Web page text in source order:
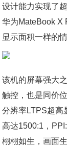
设计能力实现了
华为MateBook X
显示面积一样的
该机的屏幕强大
触控，也是同价
分辨率LTPS超高
高达1500:1，
栩栩如生，画面